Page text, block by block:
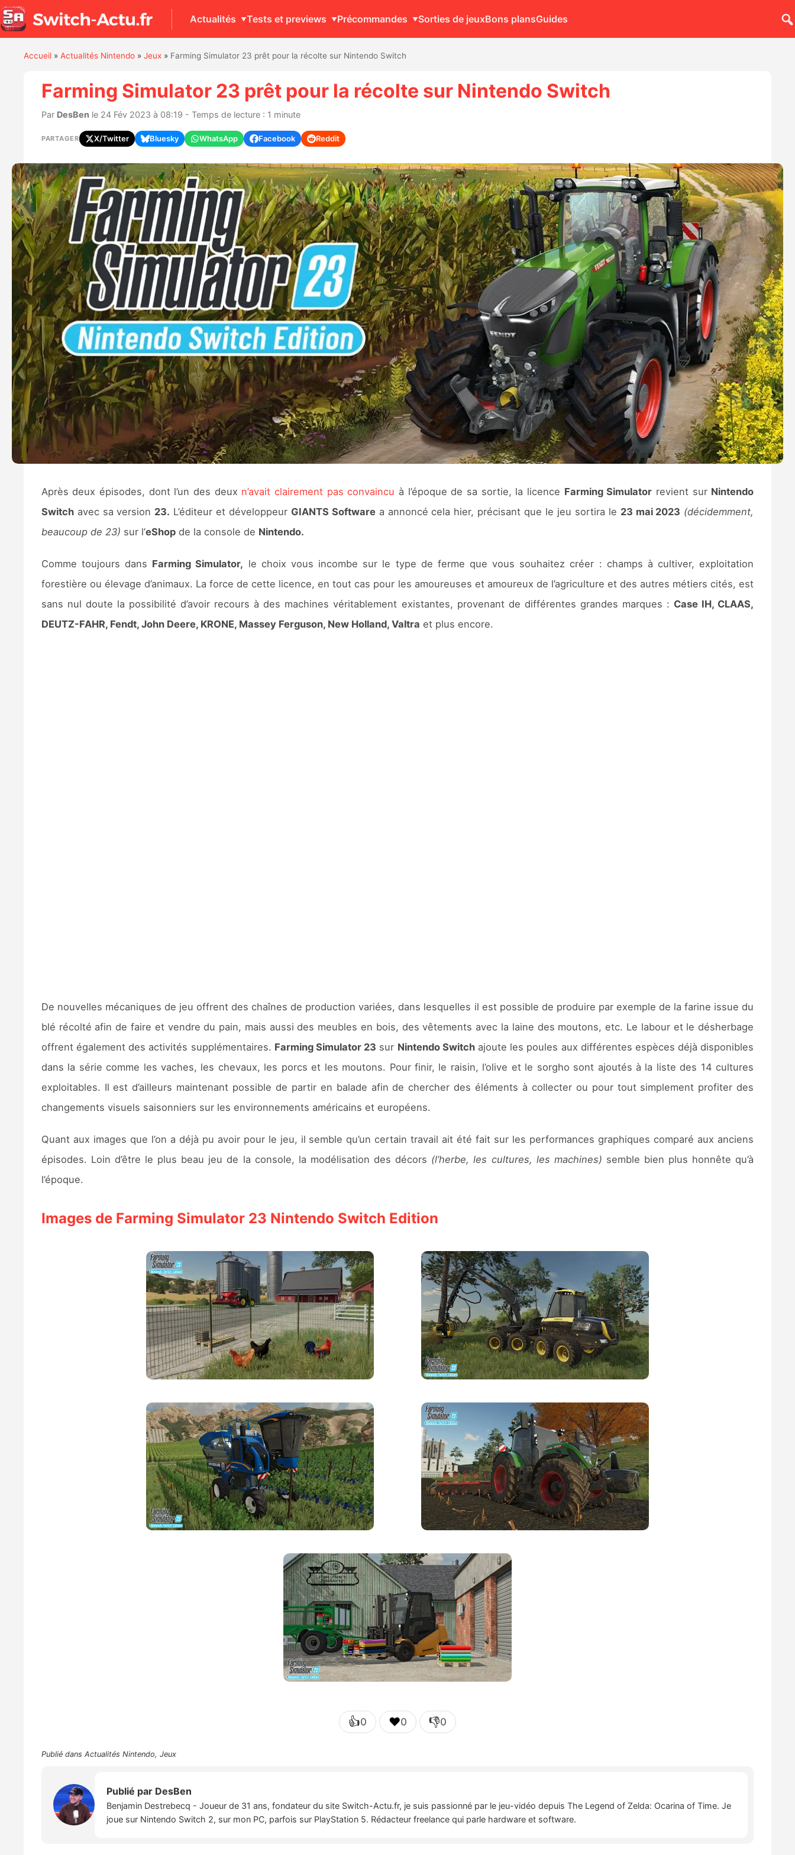
Actualités Tests et previews Précommandes Sorties de jeuxBons plansGuides
Accueil» Actualités Nintendo» Jeux» Farming Simulator 23 prêt pour la récolte sur Nintendo Switch
Farming Simulator 23 prêt pour la récolte sur Nintendo Switch
Par DesBen le 24 Fév 2023 à 08:19 - Temps de lecture : 1 minute
PARTAGER X/Twitter Bluesky WhatsApp Facebook Reddit
Après deux épisodes, dont l’un des deux n’avait clairement pas convaincu à l’époque de sa sortie, la licence Farming Simulator revient sur Nintendo
Switchavec sa version 23. L’éditeur et développeur GIANTS Softwarea annoncé cela hier, précisant que le jeu sortira le 23 mai 2023 (décidemment,
beaucoup de 23) sur l’eShopde la console de Nintendo.
Comme toujours dans Farming Simulator, le choix vous incombe sur le type de ferme que vous souhaitez créer : champs à cultiver, exploitation
forestière ou élevage d’animaux. La force de cette licence, en tout cas pour les amoureuses et amoureux de l’agriculture et des autres métiers cités, est
sans nul doute la possibilité d’avoir recours à des machines véritablement existantes, provenant de différentes grandes marques : Case IH, CLAAS,
DEUTZ-FAHR, Fendt, John Deere, KRONE, Massey Ferguson, New Holland, Valtra et plus encore.
De nouvelles mécaniques de jeu offrent des chaînes de production variées, dans lesquelles il est possible de produire par exemple de la farine issue du
blé récolté afin de faire et vendre du pain, mais aussi des meubles en bois, des vêtements avec la laine des moutons, etc. Le labour et le désherbage
offrent également des activités supplémentaires. Farming Simulator 23 sur Nintendo Switchajoute les poules aux différentes espèces déjà disponibles
dans la série comme les vaches, les chevaux, les porcs et les moutons. Pour finir, le raisin, l’olive et le sorgho sont ajoutés à la liste des 14 cultures
exploitables. Il est d’ailleurs maintenant possible de partir en balade afin de chercher des éléments à collecter ou pour tout simplement profiter des
changements visuels saisonniers sur les environnements américains et européens.
Quant aux images que l’on a déjà pu avoir pour le jeu, il semble qu’un certain travail ait été fait sur les performances graphiques comparé aux anciens
épisodes. Loin d’être le plus beau jeu de la console, la modélisation des décors (l’herbe, les cultures, les machines) semble bien plus honnête qu’à
l’époque.
Images de Farming Simulator 23 Nintendo Switch Edition
👍0 ❤️0 👎0
Publié dans Actualités Nintendo, Jeux
Publié par DesBen
Benjamin Destrebecq - Joueur de 31 ans, fondateur du site Switch-Actu.fr, je suis passionné par le jeu-vidéo depuis The Legend of Zelda: Ocarina of Time. Je
joue sur Nintendo Switch 2, sur mon PC, parfois sur PlayStation 5. Rédacteur freelance qui parle hardware et software.